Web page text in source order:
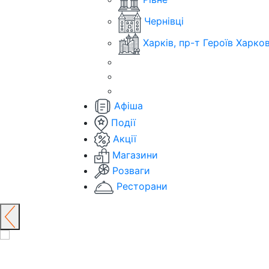
Чернівці
Харків, пр-т Героїв
Афіша
Події
Акції
Магазини
Розваги
Ресторани